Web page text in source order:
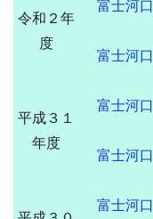
令和２年
度
富士河
富士河
平成３１
年度
富士河
富士河
富士河